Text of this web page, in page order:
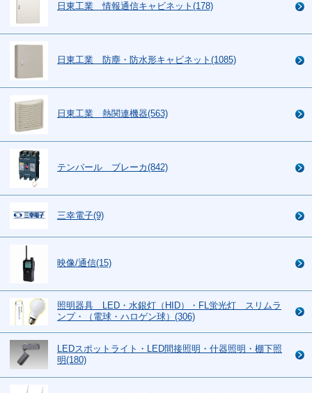
日東工業 情報通信キャビネット(178)
日東工業 防塵・防水形キャビネット(1085)
日東工業 熱関連機器(563)
テンパール ブレーカ(842)
三幸電子(9)
映像/通信(15)
照明器具 LED・水銀灯（HID）・FL蛍光灯 スリムラ
ンプ・（電球・ハロゲン球）(306)
LEDスポットライト・LED間接照明・什器照明・棚下照
明(180)